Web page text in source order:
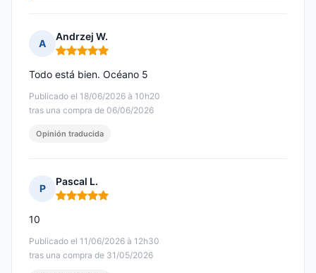
A
Andrzej W.
Nota: 5 de 5
Publicado el 18/06/2026 à 10h20
tras una compra de 06/06/2026
Todo está bien. Océano 5
Opinión traducida
P
Pascal L.
Nota: 5 de 5
Publicado el 11/06/2026 à 12h30
tras una compra de 31/05/2026
10